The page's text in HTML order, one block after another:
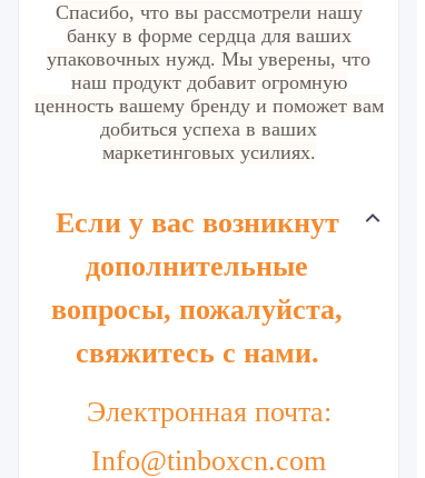
Спасибо, что вы рассмотрели нашу
банку в форме сердца для ваших
упаковочных нужд. Мы уверены, что
наш продукт добавит огромную
ценность вашему бренду и поможет вам
добиться успеха в ваших
маркетинговых усилиях.
Если у вас возникнут
дополнительные
вопросы, пожалуйста,
свяжитесь с нами.
Электронная почта:
Info@tinboxcn.com